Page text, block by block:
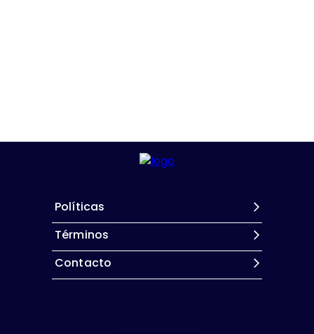
Políticas
Términos
Contacto